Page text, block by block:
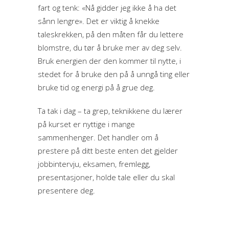
fart og tenk: «Nå gidder jeg ikke å ha det
sånn lengre». Det er viktig å knekke
taleskrekken, på den måten får du lettere
blomstre, du tør å bruke mer av deg selv.
Bruk energien der den kommer til nytte, i
stedet for å bruke den på å unngå ting eller
bruke tid og energi på å grue deg.
Ta tak i dag – ta grep, teknikkene du lærer
på kurset er nyttige i mange
sammenhenger. Det handler om å
prestere på ditt beste enten det gjelder
jobbintervju, eksamen, fremlegg,
presentasjoner, holde tale eller du skal
presentere deg.